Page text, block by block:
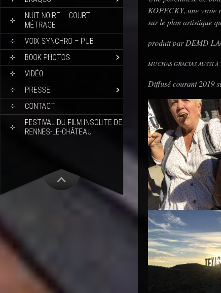
NUIT NOIRE – COURT
MÉTRAGE
VOIX SYNCHRO – PUB
BOOK PHOTOS
VIDÉO
PRESSE
CONTACT
FESTIVAL DU FILM INSOLITE DE
RENNES-LE-CHÂTEAU
KOPECKY, une vraie
sur le plan artistique
produit par DEMD
MUCHAS GRACIAS AUSSI
Diffusé courant 2019